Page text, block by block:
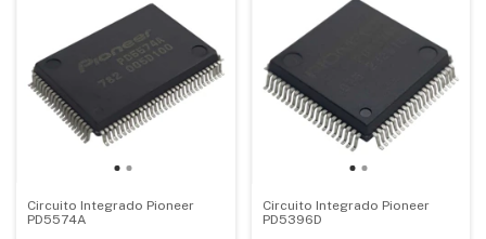
Circuito Integrado Pioneer
PD5574A
Circuito Integrado Pioneer
PD5396D